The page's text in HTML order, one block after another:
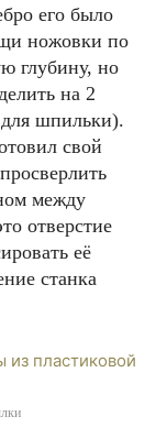
его было
ножовки по
глубину, но
на 2
шпильки).
свой
между
отверстие
её
станка